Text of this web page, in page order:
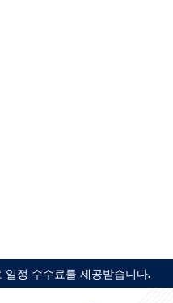
정 수수료를 제공받습니다.